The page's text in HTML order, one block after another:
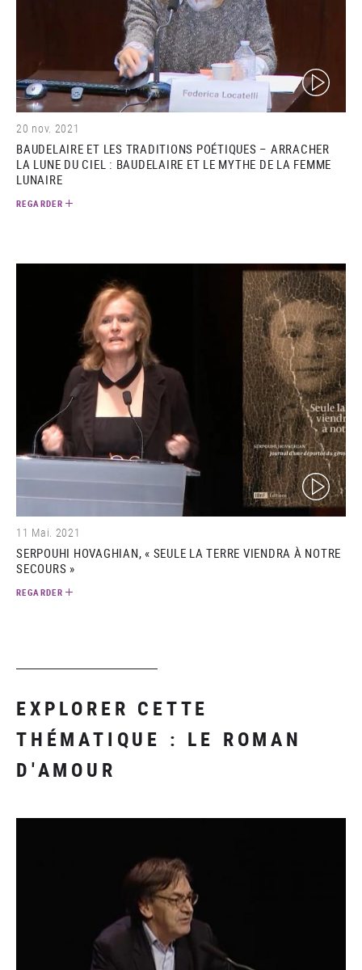
(video)
20 nov. 2021
BAUDELAIRE ET LES TRADITIONS POÉTIQUES – ARRACHER
LA LUNE DU CIEL : BAUDELAIRE ET LE MYTHE DE LA FEMME
LUNAIRE
REGARDER
(video)
11 Mai. 2021
SERPOUHI HOVAGHIAN, « SEULE LA TERRE VIENDRA À NOTRE
SECOURS »
REGARDER
EXPLORER CETTE
THÉMATIQUE : LE ROMAN
D'AMOUR